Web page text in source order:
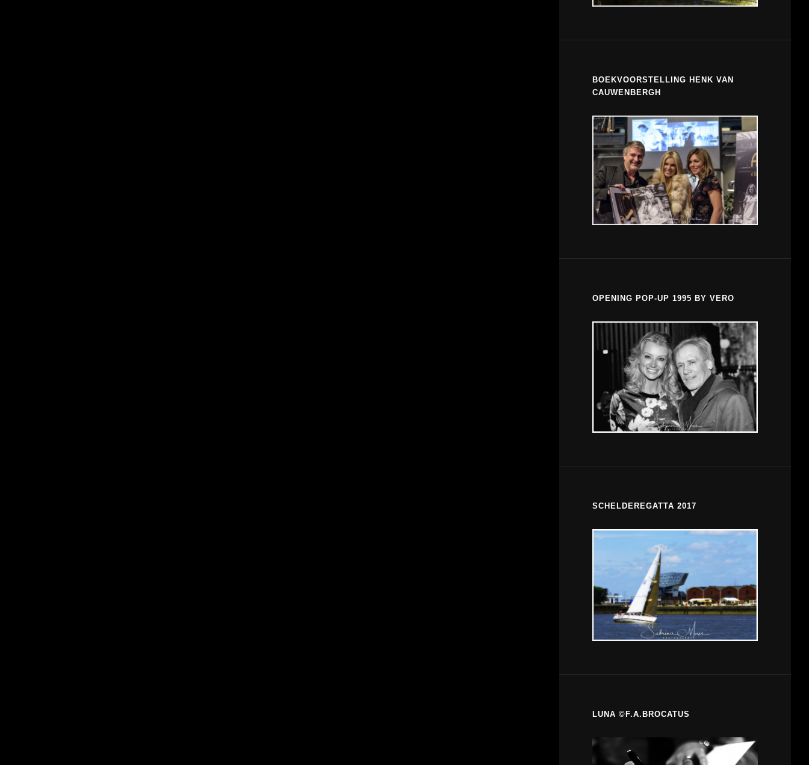
BOEKVOORSTELLING HENK VAN
CAUWENBERGH
OPENING POP-UP 1995 BY VERO
SCHELDEREGATTA 2017
LUNA ©F.A.BROCATUS